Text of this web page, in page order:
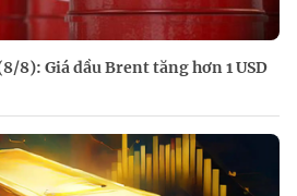
8): Giá dầu Brent tăng hơn 1 USD